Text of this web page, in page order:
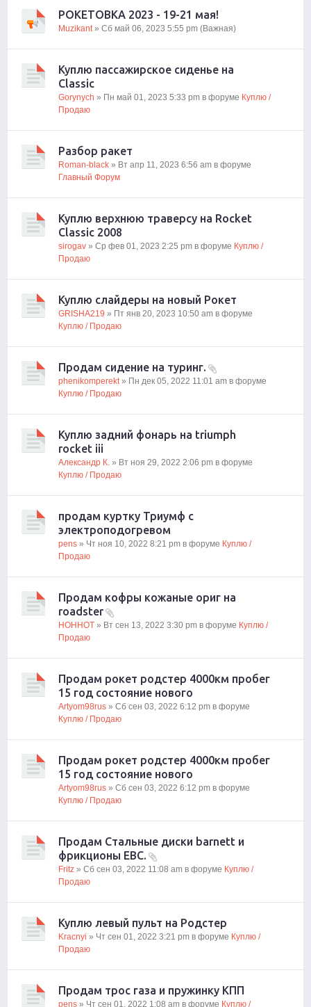
РОКЕТОВКА 2023 - 19-21 мая!
Muzikant» Сб май 06, 2023 5:55 pm (Важная)
Куплю пассажирское сиденье на
Classic
Gorynych » Пн май 01, 2023 5:33 pm в форуме Куплю /
Продаю
Разбор ракет
Roman-black » Вт апр 11, 2023 6:56 am в форуме
Главный Форум
Куплю верхнюю траверсу на Rocket
Classic 2008
sirogav » Ср фев 01, 2023 2:25 pm в форуме Куплю /
Продаю
Куплю слайдеры на новый Рокет
GRISHA219 » Пт янв 20, 2023 10:50 am в форуме
Куплю / Продаю
Продам сидение на туринг.
phenikomperekt» Пн дек 05, 2022 11:01 am в форуме
Куплю / Продаю
Куплю задний фонарь на triumph
rocket iii
Александр К. » Вт ноя 29, 2022 2:06 pm в форуме
Куплю / Продаю
продам куртку Триумф с
электроподогревом
pens » Чт ноя 10, 2022 8:21 pm в форуме Куплю /
Продаю
Продам кофры кожаные ориг на
roadster
HOHHOT » Вт сен 13, 2022 3:30 pm в форуме Куплю /
Продаю
Продам рокет родстер 4000км пробег
15 год состояние нового
Artyom98rus » Сб сен 03, 2022 6:12 pm в форуме
Куплю / Продаю
Продам рокет родстер 4000км пробег
15 год состояние нового
Artyom98rus » Сб сен 03, 2022 6:12 pm в форуме
Куплю / Продаю
Продам Стальные диски barnett и
фрикционы EBC.
Fritz » Сб сен 03, 2022 11:08 am в форуме Куплю /
Продаю
Куплю левый пульт на Родстер
Kracnyi » Чт сен 01, 2022 3:21 pm в форуме Куплю /
Продаю
Продам трос газа и пружинку КПП
pens » Чт сен 01, 2022 1:08 am в форуме Куплю /